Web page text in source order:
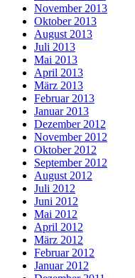
November 2013
Oktober 2013
August 2013
Juli 2013
Mai 2013
April 2013
März 2013
Februar 2013
Januar 2013
Dezember 2012
November 2012
Oktober 2012
September 2012
August 2012
Juli 2012
Juni 2012
Mai 2012
April 2012
März 2012
Februar 2012
Januar 2012